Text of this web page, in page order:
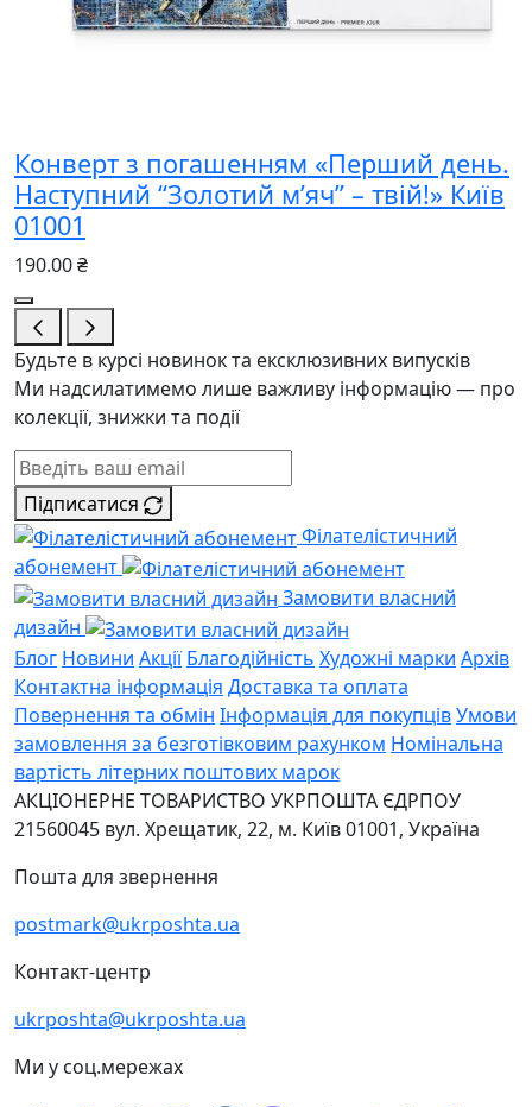
Конверт з погашенням «Перший день.
Наступний “Золотий м’яч” – твій!» Київ
01001
190.00 ₴
Будьте в курсі новинок та ексклюзивних випусків
Ми надсилатимемо лише важливу інформацію — про
колекції, знижки та події
Підписатися
Філателістичний
абонемент
Замовити власний
дизайн
Блог Новини Акції Благодійність Художні марки Архів
Контактна інформація Доставка та оплата
Повернення та обмін Інформація для покупцівУмови
замовлення за безготівковим рахунком Номінальна
вартість літерних поштових марок
АКЦІОНЕРНЕ ТОВАРИСТВО УКРПОШТА ЄДРПОУ
21560045 вул. Хрещатик, 22, м. Київ01001, Україна
Пошта для звернення
postmark@ukrposhta.ua
Контакт-центр
ukrposhta@ukrposhta.ua
Ми у соц.мережах